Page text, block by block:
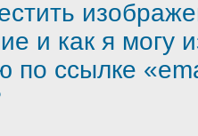
и как я могу
по ссылке